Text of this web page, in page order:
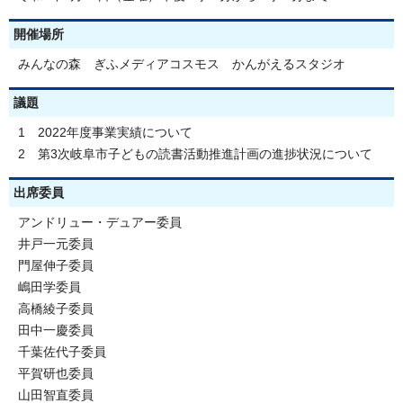
開催場所
みんなの森 ぎふメディアコスモス かんがえるスタジオ
議題
1 2022年度事業実績について
2 第3次岐阜市子どもの読書活動推進計画の進捗状況について
出席委員
アンドリュー・デュアー委員
井戸一元委員
門屋伸子委員
嶋田学委員
高橋綾子委員
田中一慶委員
千葉佐代子委員
平賀研也委員
山田智直委員